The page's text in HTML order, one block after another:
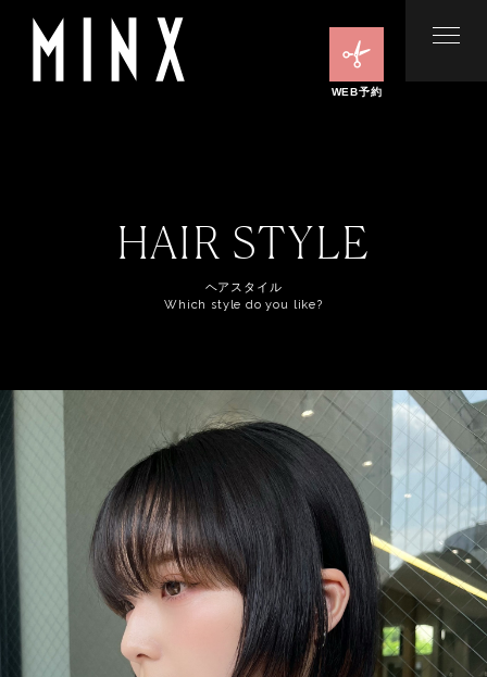
WEB予約
HAIR STYLE
ヘアスタイル
Which style do you like?